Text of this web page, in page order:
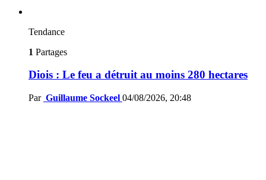
Tendance
1 Partages
Diois : Le feu a détruit au moins 280 hectares
Par Guillaume Sockeel 04/08/2026, 20:48